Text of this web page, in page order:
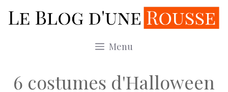
au
Menu
6 costumes d'Halloween